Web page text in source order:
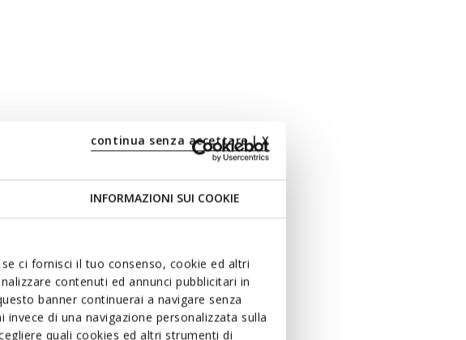
INFORMAZIONI SUI COOKIE
ci fornisci il tuo consenso, cookie ed altri
contenuti ed annunci pubblicitari in
banner continuerai a navigare senza
di una navigazione personalizzata sulla
quali cookies ed altri strumenti di
continua senza accettare | X